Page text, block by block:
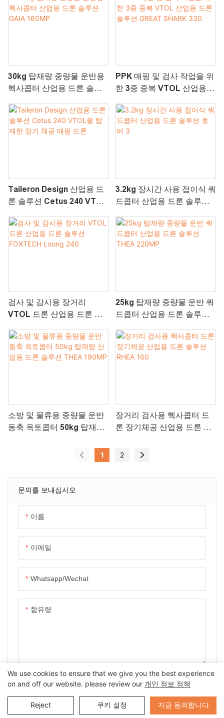
문의를 보내십시오
이름
이메일
Whatsapp/wechat
함유량
지금 문의 사항을 보냅니다
30kg 탑재량 중량물 운반용
헥사콥터 산업용 드론 솔루
PPK 매핑 및 검사 작업을 위
한 3중 중복 VTOL 산업용
SHARK 330
Taileron Design 산업용 드
론 솔루션 Cetus 240 VTOL
론
3.2kg 장시간 사용 접이식 쿼
드콥터 산업용 드론 솔루션
검사 및 감시용 장거리
VTOL 드론 산업용 드론 솔
25kg 탑재량 중량물 운반 쿼
드콥터 산업용 드론 솔루션
소방 및 물류용 중량물 운반
동축 옥토콥터 50kg 탑재량
장거리 검사용 헥사콥터 드
론 장기체공 산업용 드론 솔
1
2
Send Inquiry
We use cookies to ensure that we give you the best experience
on and off our website. please review our 개인 정보 정책
Reject 쿠키 설정 지금 동의합니다